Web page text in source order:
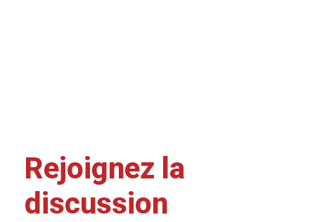
Rejoignez la
discussion